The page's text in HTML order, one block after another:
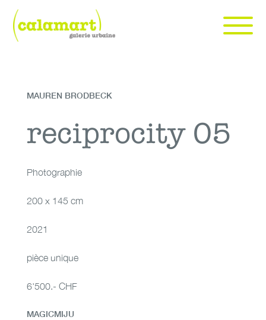
content
Photographie
reciprocity 05
MAUREN BRODBECK
reciprocity 05
Photographie
200 x 145 cm
2021
pièce unique
6'500.- CHF
MAGICMIJU